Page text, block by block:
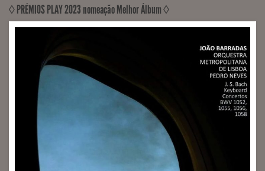
◊ PRÉMIOS PLAY 2023 nomeação Melhor Álbum ◊